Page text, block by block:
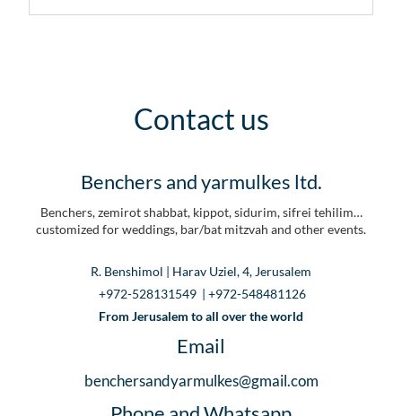
Contact us
Benchers and yarmulkes ltd.
Benchers, zemirot shabbat, kippot, sidurim, sifrei tehilim…
customized for weddings, bar/bat mitzvah and other events.
R. Benshimol | Harav Uziel, 4, Jerusalem
+972-528131549 | +972-548481126
From Jerusalem to all over the world
Email
benchersandyarmulkes@gmail.com